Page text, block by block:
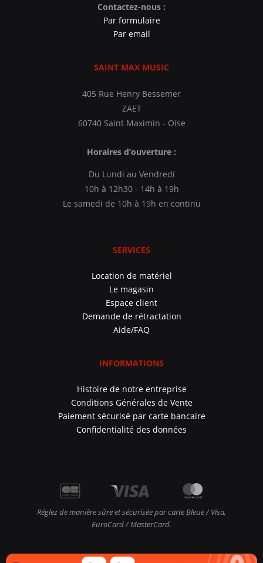
Contactez-nous :
Par formulaire
Par email
SAINT MAX MUSIC
405 Rue Henry Bessemer
ZAET
60740 Saint Maximin - Oise
Horaires d’ouverture :
Du Lundi au Vendredi
10h à 12h30 - 14h à 19h
Le samedi de 10h à 19h en continu
SERVICES
Location de matériel
Le magasin
Espace client
Demande de rétractation
Aide/FAQ
INFORMATIONS
Histoire de notre entreprise
Conditions Générales de Vente
Paiement sécurisé par carte bancaire
Confidentialité des données
Réglez de manière sûre et sécurisée par carte Bleue / Visa,
EuroCard / MasterCard.